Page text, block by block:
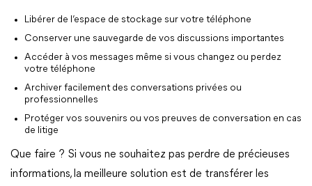
Libérer de l’espace de stockage sur votre téléphone
Conserver une sauvegarde de vos discussions importantes
Accéder à vos messages même si vous changez ou perdez
votre téléphone
Archiver facilement des conversations privées ou
professionnelles
Protéger vos souvenirs ou vos preuves de conversation en cas
de litige
Que faire ? Si vous ne souhaitez pas perdre de précieuses
informations, la meilleure solution est de transférer les